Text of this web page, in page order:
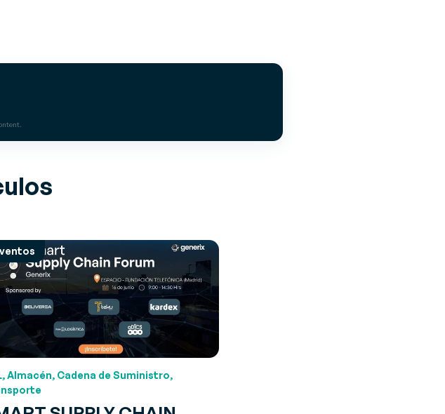
Almacén, Cadena de Suministro,